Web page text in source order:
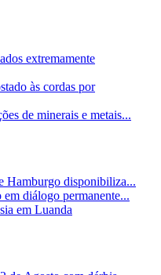
extremamente
às cordas por
de minerais e metais...
Hamburgo disponibiliza...
diálogo permanente...
em Luanda